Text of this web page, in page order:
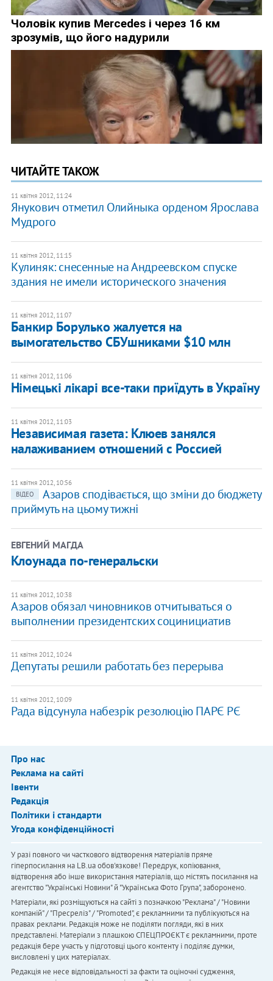
ЧИТАЙТЕ ТАКОЖ
11 квітня 2012, 11:24
Янукович отметил Олийныка орденом Ярослава
Мудрого
11 квітня 2012, 11:15
​Кулиняк: снесенные на Андреевском спуске
здания не имели исторического значения
11 квітня 2012, 11:07
Банкир Борулько жалуется на
вымогательство СБУшниками $10 млн
11 квітня 2012, 11:06
Німецькі лікарі все-таки приїдуть в Україну
11 квітня 2012, 11:03
Независимая газета: Клюев занялся
налаживанием отношений с Россией
11 квітня 2012, 10:56
ВІДЕО
Азаров сподівається, що зміни до бюджету
приймуть на цьому тижні
ЕВГЕНИЙ МАГДА
Клоунада по-генеральски
11 квітня 2012, 10:38
Азаров обязал чиновников отчитываться о
выполнении президентских социнициатив
11 квітня 2012, 10:24
Депутаты решили работать без перерыва
11 квітня 2012, 10:09
Рада відсунула набезрік резолюцію ПАРЄ РЄ
Про нас
Реклама на сайті
Івенти
Редакція
Політики і стандарти
Угода конфіденційності
У разі повного чи часткового відтворення матеріалів пряме
гіперпосилання на LB.ua обов'язкове! Передрук, копіювання,
відтворення або інше використання матеріалів, що містять посилання на
агентство "Українськi Новини" й "Українська Фото Група", заборонено.
Матеріали, які розміщуються на сайті з позначкою "Реклама" / "Новини
компаній" / "Пресреліз" / "Promoted", є рекламними та публікуються на
правах реклами. Редакція може не поділяти погляди, які в них
представлені. Матеріали з плашкою СПЕЦПРОЄКТ є рекламними, проте
редакція бере участь у підготовці цього контенту і поділяє думки,
висловлені у цих матеріалах.
Редакція не несе відповідальності за факти та оціночні судження,